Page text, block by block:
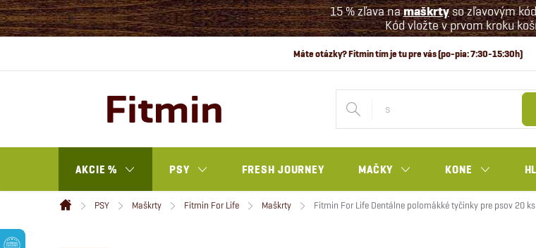
Prejsť
na
obsah
15 % zľava namaškrtyso zľavovým
Kód vložte v prvom kroku
AKCIE % PSY FRESH JOURNEY MAČKY KONE
Domov
PSY Maškrty Fitmin For Life Maškrty Fitmin For Life Dentálne polomäkké tyčinky pre psov 20 ks